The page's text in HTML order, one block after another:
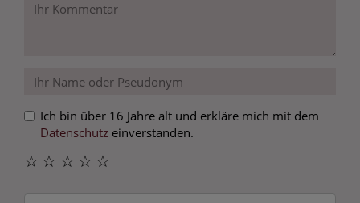
Ich bin über 16 Jahre alt und erkläre mich mit dem
Datenschutz einverstanden.
☆
☆
☆
☆
☆